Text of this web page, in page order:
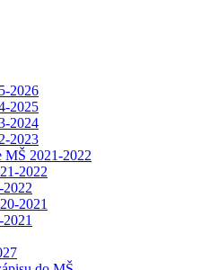
2026
2025
2024
2023
MŠ 2021-2022
2022
2021